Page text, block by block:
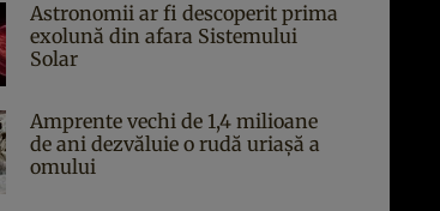
Astronomii ar fi descoperit prima
exolună din afara Sistemului
Solar
Amprente vechi de 1,4 milioane
de ani dezvăluie o rudă uriașă a
omului